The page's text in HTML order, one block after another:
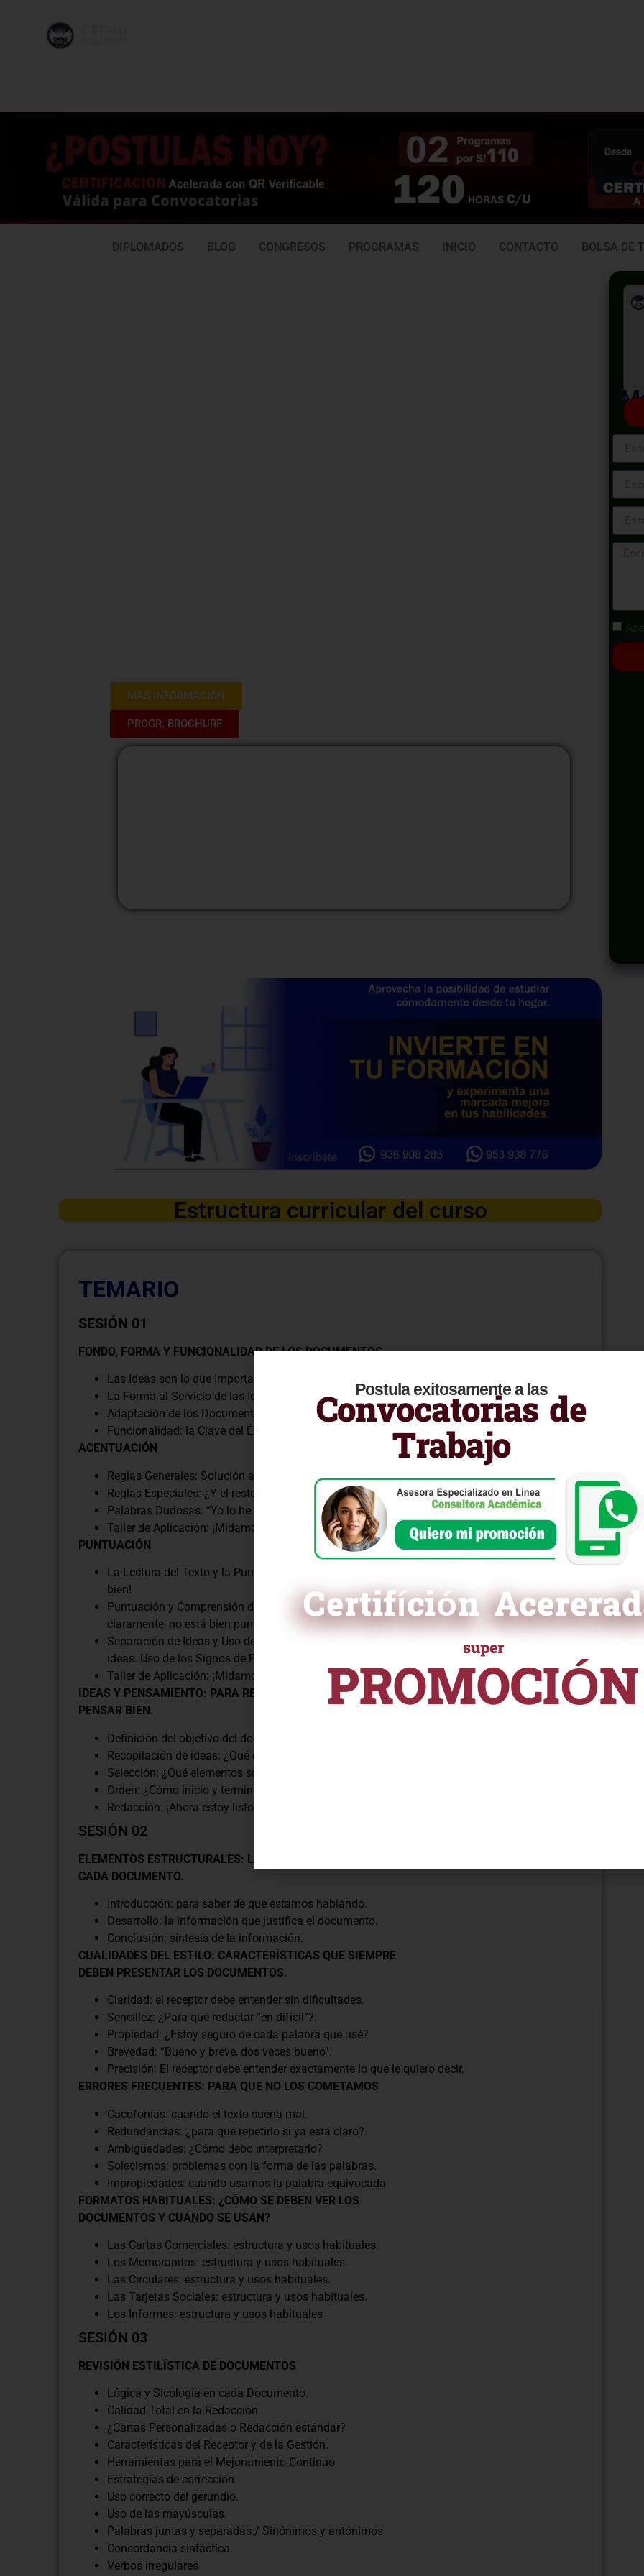
DIPLOMADOS BLOG CONGRESOS PROGRAMAS INICIO CONTACTO BOLSA DE
MAS INFORMACIÓN
PROGR. BROCHURE
Estructura curricular del curso
TEMARIO
SESIÓN 01
FONDO, FORMA Y FUNCIONALIDAD DE LOS DOCUMENTOS
Las Ideas son lo que Importa.
La Forma al Servicio de las Ideas.
Adaptación de los Documentos a Nuestras Necesidades.
Funcionalidad: la Clave del Éxito de un Documento.
ACENTUACIÓN
Reglas Generales: Solución al 95% de las palabras.
Reglas Especiales: ¿Y el resto?.
Palabras Dudosas: “Yo lo he visto escrito así”.
Taller de Aplicación: ¡Midamos lo que aprendimos!
PUNTUACIÓN
La Lectura del Texto y la Puntuación: ¡Las palabras deben sonar
bien!
Puntuación y Comprensión del Texto: ¡Si no se entiende
claramente, no está bien puntuado!
Separación de Ideas y Uso de Pausas: Signos al servicio de las
ideas. Uso de los Signos de Puntuación: ¡Lo que siempre debí saber!
Taller de Aplicación: ¡Midamos lo que aprendimos!
IDEAS Y PENSAMIENTO: PARA REDACTAR BIEN HAY QUE
PENSAR BIEN.
Definición del objetivo del documento: ¿Qué quiero lograr?
Recopilación de ideas: ¿Qué digo?
Selección: ¿Qué elementos son prescindibles?
Orden: ¿Cómo inicio y termino el documento?
Redacción: ¡Ahora estoy listo para redactar!
SESIÓN 02
ELEMENTOS ESTRUCTURALES: LA COLUMNA VERTEBRAL DE
CADA DOCUMENTO.
Introducción: para saber de que estamos hablando.
Desarrollo: la información que justifica el documento.
Conclusión: síntesis de la información.
CUALIDADES DEL ESTILO: CARACTERÍSTICAS QUE SIEMPRE
DEBEN PRESENTAR LOS DOCUMENTOS.
Claridad: el receptor debe entender sin dificultades.
Sencillez: ¿Para qué redactar “en difícil”?.
Propiedad: ¿Estoy seguro de cada palabra que usé?
Brevedad: “Bueno y breve, dos veces bueno”.
Precisión: El receptor debe entender exactamente lo que le quiero decir.
ERRORES FRECUENTES: PARA QUE NO LOS COMETAMOS
Cacofonías: cuando el texto suena mal.
Redundancias: ¿para qué repetirlo si ya está claro?.
Ambigüedades: ¿Cómo debo interpretarlo?
Solecismos: problemas con la forma de las palabras.
Impropiedades: cuando usamos la palabra equivocada.
FORMATOS HABITUALES: ¿CÓMO SE DEBEN VER LOS
DOCUMENTOS Y CUÁNDO SE USAN?
Las Cartas Comerciales: estructura y usos habituales.
Los Memorandos: estructura y usos habituales.
Las Circulares: estructura y usos habituales.
Las Tarjetas Sociales: estructura y usos habituales.
Los Informes: estructura y usos habituales
SESIÓN 03
REVISIÓN ESTILÍSTICA DE DOCUMENTOS
Lógica y Sicología en cada Documento.
Calidad Total en la Redacción.
¿Cartas Personalizadas o Redacción estándar?
Características del Receptor y de la Gestión.
Herramientas para el Mejoramiento Continuo
Estrategias de corrección.
Uso correcto del gerundio.
Uso de las mayúsculas.
Palabras juntas y separadas./ Sinónimos y antónimos
Concordancia sintáctica.
Verbos irregulares
Postula exitosamente a las
Convocatorias de
Trabajo
Certifíción
super
PROMOCIÓN